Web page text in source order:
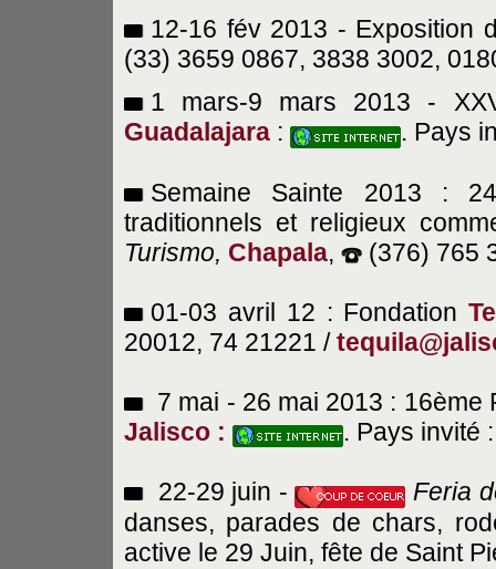
12-16 fév 2013 - Exposition
(33) 3659 0867, 3838 3002,
1 mars-9 mars 2013 -
Guadalajara : . Pays
Semaine Sainte 2013 :
traditionnels et religieux
Turismo, Chapala, (376) 765
01-03 avril 12 : Fondation
20012, 74 21221 /
7 mai - 26 mai 2013 : 16ème
Jalisco :
. Pays invité
22-29 juin -
Feria
danses, parades de chars,
active le 29 Juin, fête de Saint